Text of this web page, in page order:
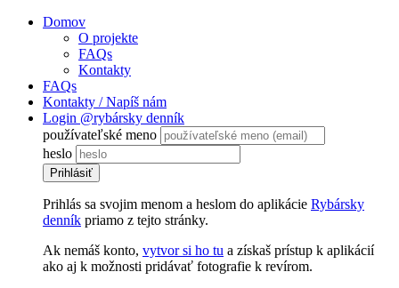
Domov
O projekte
FAQs
Kontakty
FAQs
Kontakty / Napíš nám
Login @rybársky denník
používateľské meno
heslo
Prihlásiť
Prihlás sa svojim menom a heslom do aplikácie Rybársky
denník priamo z tejto stránky.
Ak nemáš konto, vytvor si ho tu a získaš prístup k aplikácií
ako aj k možnosti pridávať fotografie k revírom.